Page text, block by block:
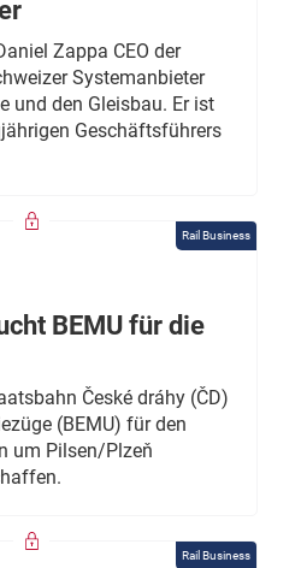
Zappa CEO der
Systemanbieter
und den Gleisbau. Er ist
Geschäftsführers
Rail Business
BEMU für die
České dráhy (ČD)
(BEMU) für den
um Pilsen/Plzeň
Rail Business